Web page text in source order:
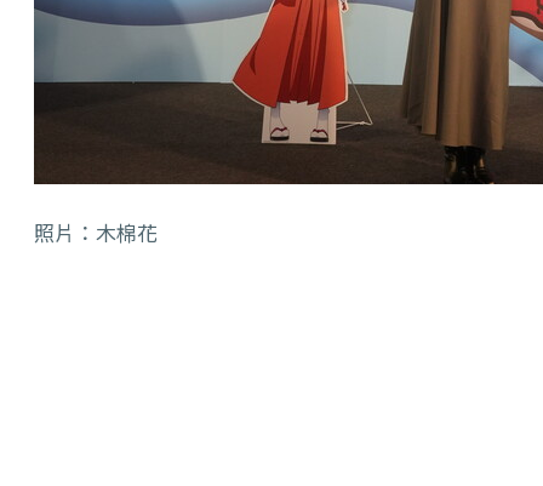
照片：木棉花